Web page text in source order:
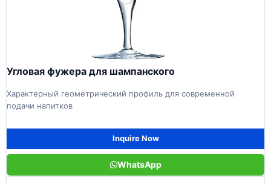
Угловая фужера для шампанского
Характерный геометрический профиль для современной
подачи напитков
Inquire Now
WhatsApp